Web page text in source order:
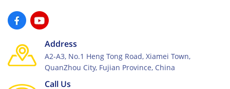
Address
A2-A3, No.1 Heng Tong Road, Xiamei Town,
QuanZhou City, Fujian Province, China
Call Us